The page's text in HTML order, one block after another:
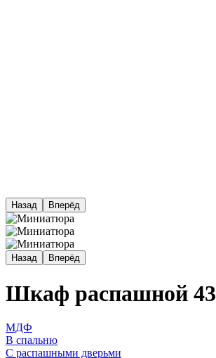
Назад Вперёд
Назад Вперёд
Шкаф распашной 43
МДФ
В спальню
С распашными дверьми